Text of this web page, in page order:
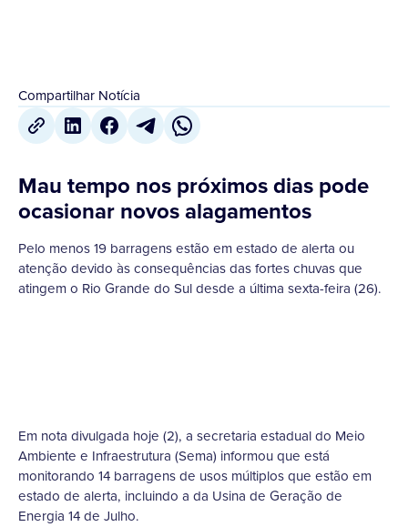
Compartilhar Notícia
Mau tempo nos próximos dias pode
ocasionar novos alagamentos
Pelo menos 19 barragens estão em estado de alerta ou
atenção devido às consequências das fortes chuvas que
atingem o Rio Grande do Sul desde a última sexta-feira (26).
Em nota divulgada hoje (2), a secretaria estadual do Meio
Ambiente e Infraestrutura (Sema) informou que está
monitorando 14 barragens de usos múltiplos que estão em
estado de alerta, incluindo a da Usina de Geração de
Energia 14 de Julho.